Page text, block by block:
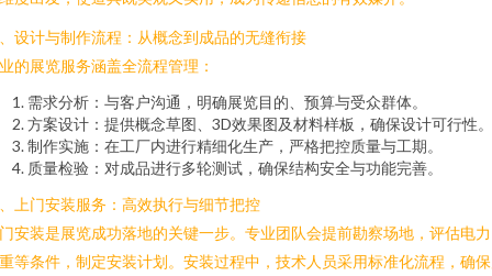
设计与制作流程：从概念到成品的无缝衔接
的展览服务涵盖全流程管理：
需求分析：与客户沟通，明确展览目的、预算与受众群体。
方案设计：提供概念草图、3D效果图及材料样板，确保设计可行性。
制作实施：在工厂内进行精细化生产，严格把控质量与工期。
质量检验：对成品进行多轮测试，确保结构安全与功能完善。
上门安装服务：高效执行与细节把控
安装是展览成功落地的关键一步。专业团队会提前勘察场地，评估电
等条件，制定安装计划。安装过程中，技术人员采用标准化流程，确